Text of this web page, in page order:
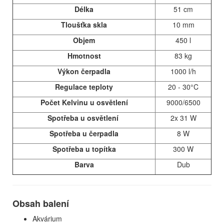
Délka
51 cm
Tloušťka skla
10 mm
Objem
450 l
Hmotnost
83 kg
Výkon čerpadla
1000 l/h
Regulace teploty
20 - 30°C
Počet Kelvinu u osvětlení
9000/6500
Spotřeba u osvětlení
2x 31 W
Spotřeba u čerpadla
8 W
Spotřeba u topítka
300 W
Barva
Dub
Obsah balení
Akvárium